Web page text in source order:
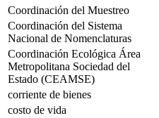
Coordinación del Muestreo
Coordinación del Sistema
Nacional de Nomenclaturas
Coordinación Ecológica Área
Metropolitana Sociedad del
Estado (CEAMSE)
corriente de bienes
costo de vida